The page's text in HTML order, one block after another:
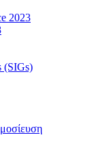
2023
(SIGs)